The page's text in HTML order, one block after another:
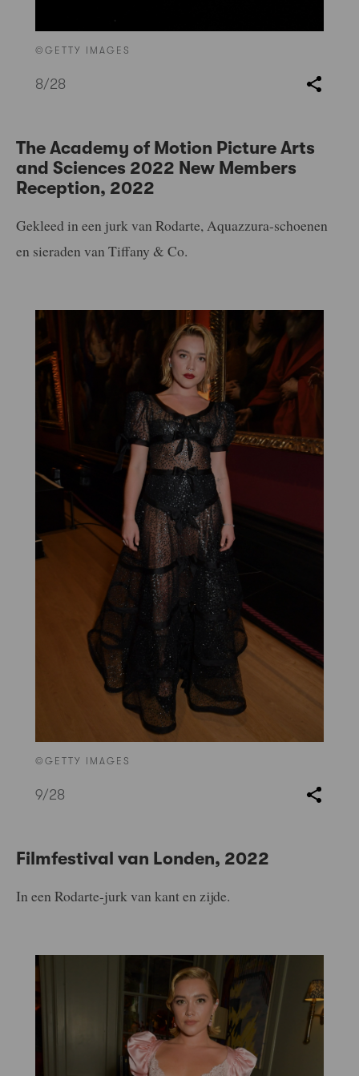
©GETTY IMAGES
8/28
The Academy of Motion Picture Arts
and Sciences 2022 New Members
Reception, 2022
Gekleed in een jurk van Rodarte, Aquazzura-schoenen
en sieraden van Tiffany & Co.
©GETTY IMAGES
9/28
Filmfestival van Londen, 2022
In een Rodarte-jurk van kant en zijde.